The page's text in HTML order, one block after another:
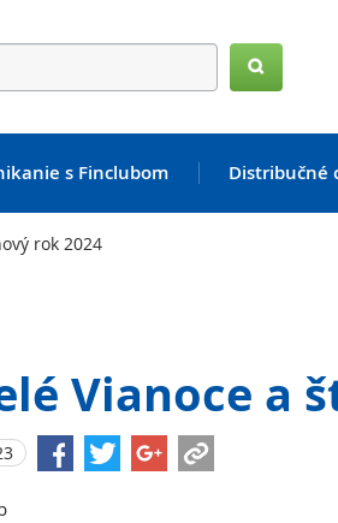
s Finclubom Distribučné
rok 2024
Vianoce a